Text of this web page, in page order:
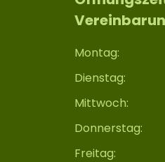
Montag:
Dienstag:
Mittwoch:
Donnerstag:
Freitag: